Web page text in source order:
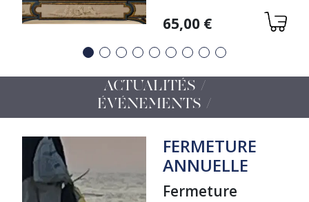
Variations
65,00 €
Précédent
Suivant
ACTUALITÉS /
ÉVÉNEMENTS
FERMETURE
ANNUELLE
Fermeture